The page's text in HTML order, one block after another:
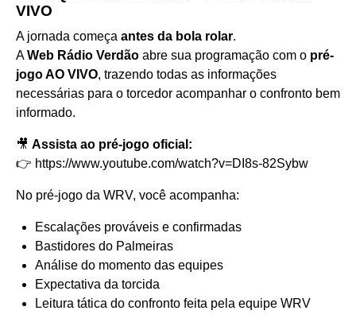
VIVO
A jornada começa antes da bola rolar.
AWeb Rádio Verdão abre sua programação com o pré-
jogo AO VIVO, trazendo todas as informações
necessárias para o torcedor acompanhar o confronto bem
informado.
🎥 Assista ao pré-jogo oficial:
👉 https://www.youtube.com/watch?v=DI8s-82Sybw
No pré-jogo da WRV, você acompanha:
Escalações prováveis e confirmadas
Bastidores do Palmeiras
Análise do momento das equipes
Expectativa da torcida
Leitura tática do confronto feita pela equipe WRV